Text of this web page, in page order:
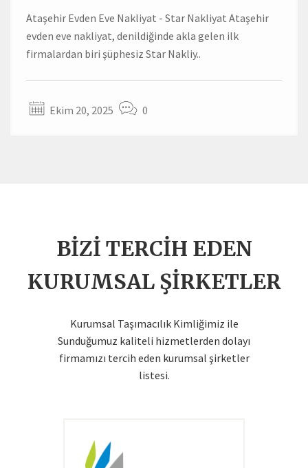
Ataşehir Evden Eve Nakliyat - Star Nakliyat Ataşehir
evden eve nakliyat, denildiğinde akla gelen ilk
firmalardan biri şüphesiz Star Nakliy..
Ekim 20, 2025 0
BIZI TERCIH EDEN
KURUMSAL ŞIRKETLER
Kurumsal Taşımacılık Kimliğimiz ile
Sunduğumuz kaliteli hizmetlerden dolayı
firmamızı tercih eden kurumsal şirketler
listesi.